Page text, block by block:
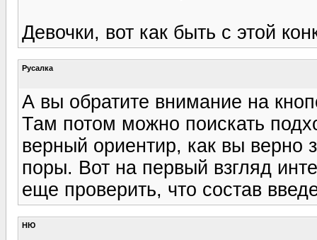
Девочки, вот как быть с этой
Русалка
А вы обратите внимание на
Там потом можно поискать
верный ориентир, как вы верно
поры. Вот на первый взгляд
еще проверить, что состав
НЮ